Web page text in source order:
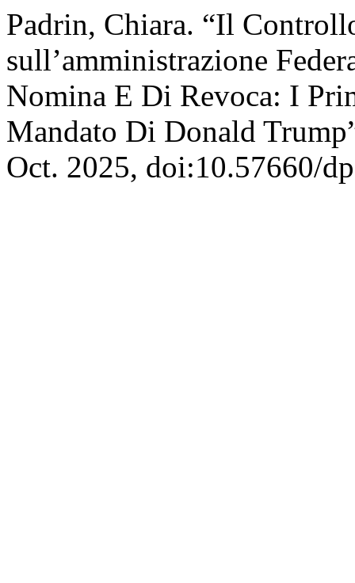
Padrin, Chiara. “Il
sull’amministrazione
Nomina E Di Revoca: I
Mandato Di Donald
Oct. 2025, doi:10.57660/